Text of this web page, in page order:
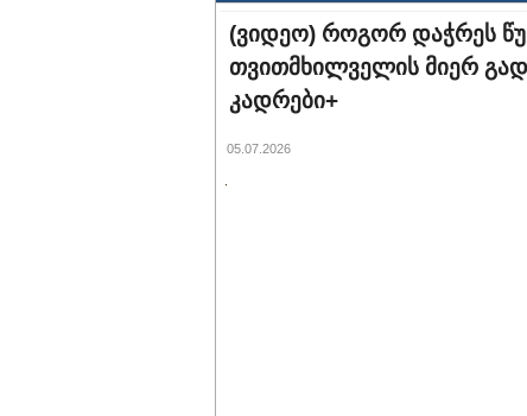
(ვიდეო) როგორ დაჭრეს
თვითმხილველის მიერ
კადრები+
05.07.2026